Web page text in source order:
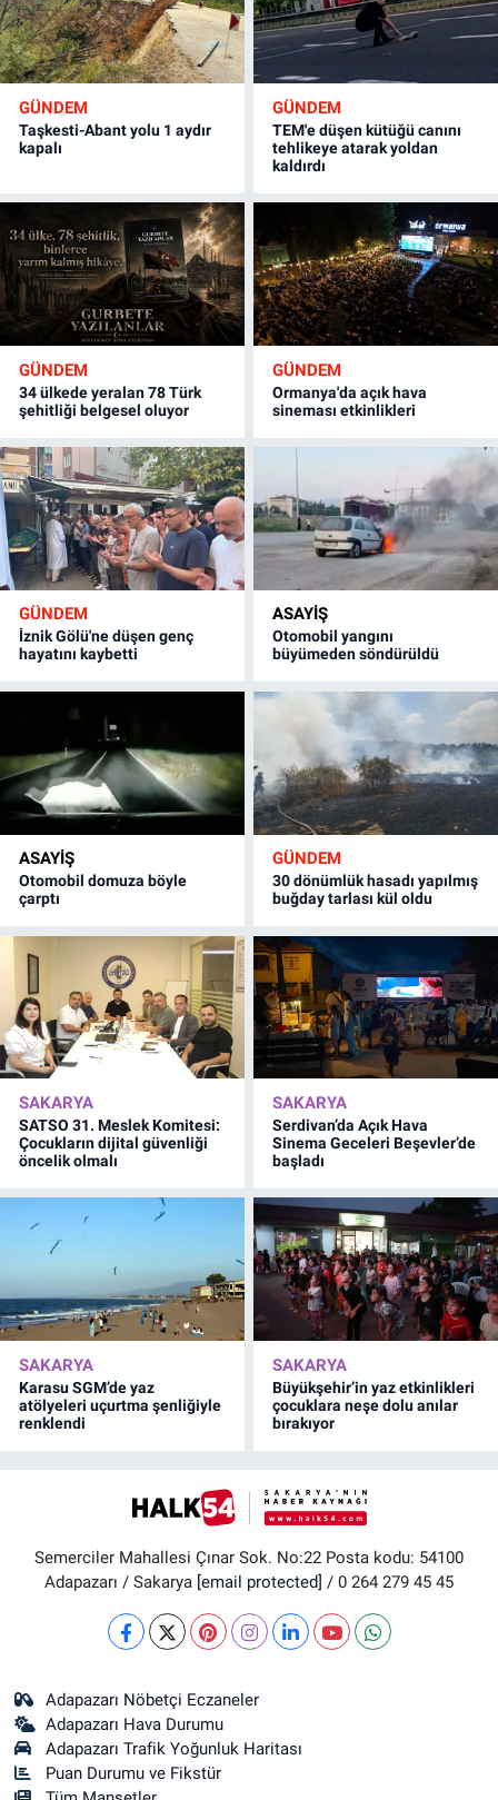
GÜNDEM
Taşkesti-Abant yolu 1 aydır
kapalı
GÜNDEM
TEM'e düşen kütüğü canını
tehlikeye atarak yoldan
kaldırdı
GÜNDEM
34 ülkede yeralan 78 Türk
şehitliği belgesel oluyor
GÜNDEM
Ormanya'da açık hava
sineması etkinlikleri
GÜNDEM
İznik Gölü'ne düşen genç
hayatını kaybetti
ASAYİŞ
Otomobil yangını
büyümeden söndürüldü
ASAYİŞ
Otomobil domuza böyle
çarptı
GÜNDEM
30 dönümlük hasadı yapılmış
buğday tarlası kül oldu
SAKARYA
SATSO 31. Meslek Komitesi:
Çocukların dijital güvenliği
öncelik olmalı
SAKARYA
Serdivan’da Açık Hava
Sinema Geceleri Beşevler’de
başladı
SAKARYA
Karasu SGM’de yaz
atölyeleri uçurtma şenliğiyle
renklendi
SAKARYA
Büyükşehir’in yaz etkinlikleri
çocuklara neşe dolu anılar
bırakıyor
Semerciler Mahallesi Çınar Sok. No:22 Posta kodu: 54100
Adapazarı / Sakarya [email protected] / 0 264 279 45 45
Adapazarı Nöbetçi Eczaneler
Adapazarı Hava Durumu
Adapazarı Trafik Yoğunluk Haritası
Puan Durumu ve Fikstür